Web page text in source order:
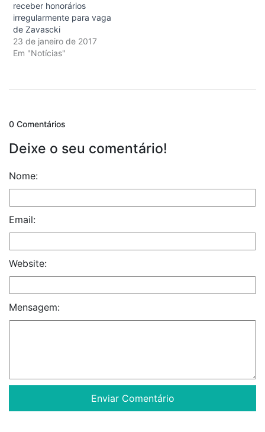
receber honorários
irregularmente para vaga
de Zavascki
23 de janeiro de 2017
Em "Notícias"
0 Comentários
Deixe o seu comentário!
Nome:
Email:
Website:
Mensagem: